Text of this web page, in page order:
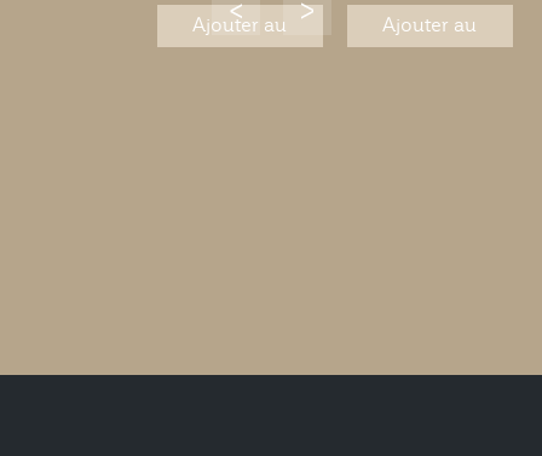
Ajouter au
Ajouter au